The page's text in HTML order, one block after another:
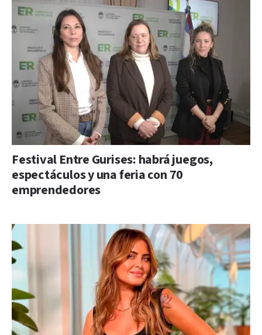
Festival Entre Gurises: habrá juegos,
espectáculos y una feria con 70
emprendedores